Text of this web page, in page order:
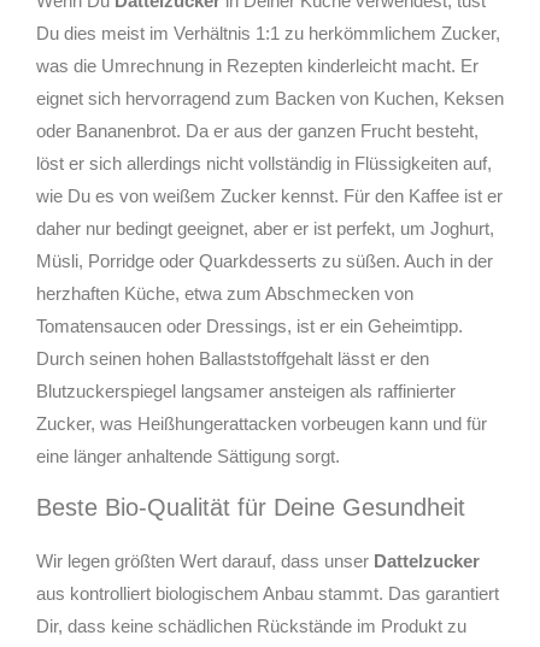
Du dies meist im Verhältnis 1:1 zu herkömmlichem Zucker,
was die Umrechnung in Rezepten kinderleicht macht. Er
eignet sich hervorragend zum Backen von Kuchen, Keksen
oder Bananenbrot. Da er aus der ganzen Frucht besteht,
löst er sich allerdings nicht vollständig in Flüssigkeiten auf,
wie Du es von weißem Zucker kennst. Für den Kaffee ist er
daher nur bedingt geeignet, aber er ist perfekt, um Joghurt,
Müsli, Porridge oder Quarkdesserts zu süßen. Auch in der
herzhaften Küche, etwa zum Abschmecken von
Tomatensaucen oder Dressings, ist er ein Geheimtipp.
Durch seinen hohen Ballaststoffgehalt lässt er den
Blutzuckerspiegel langsamer ansteigen als raffinierter
Zucker, was Heißhungerattacken vorbeugen kann und für
eine länger anhaltende Sättigung sorgt.
Beste Bio-Qualität für Deine Gesundheit
Wir legen größten Wert darauf, dass unser Dattelzucker
aus kontrolliert biologischem Anbau stammt. Das garantiert
Dir, dass keine schädlichen Rückstände im Produkt zu